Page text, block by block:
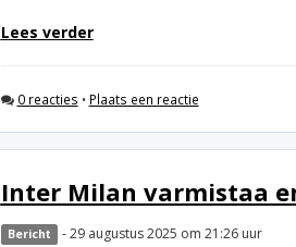
Lees verder
0 reacties • Plaats een reactie
Inter Milan varmistaa
Bericht - 29 augustus 2025 om 21:26 uur